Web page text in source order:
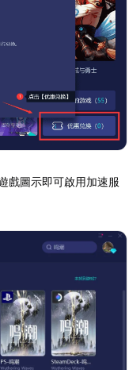
戲圖示即可啟用加速服